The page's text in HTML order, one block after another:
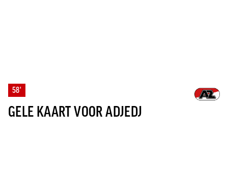
58'
GELE KAART VOOR ADJEDJ